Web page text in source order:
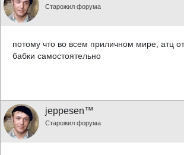
Старожил форума
потому что во всем приличном мире, атц
бабки самостоятельно
jeppesen™
Старожил форума